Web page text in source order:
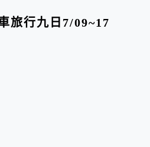
旅行九日7/09~17